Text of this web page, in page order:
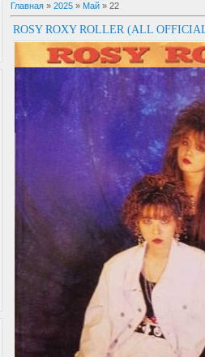
Главная » 2025 » Май » 22
ROSY ROXY ROLLER (ALL